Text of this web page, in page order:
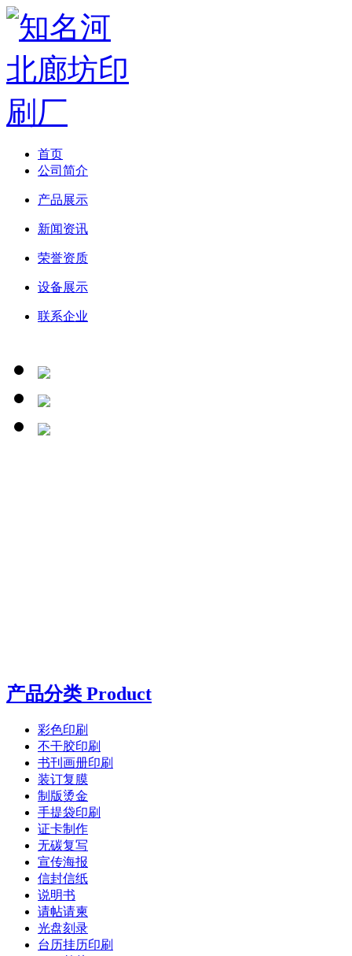
首页
公司简介
产品展示
新闻资讯
荣誉资质
设备展示
联系企业
产品分类 Product
彩色印刷
不干胶印刷
书刊画册印刷
装订复膜
制版烫金
手提袋印刷
证卡制作
无碳复写
宣传海报
信封信纸
说明书
请帖请柬
光盘刻录
台历挂历印刷